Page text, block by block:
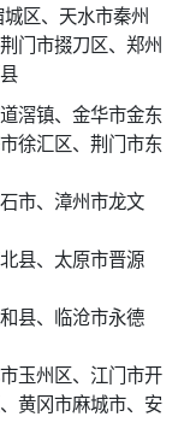
区、天水市秦州
门市掇刀区、郑州
滘镇、金华市金东
徐汇区、荆门市东
市、漳州市龙文
县、太原市晋源
县、临沧市永德
玉州区、江门市开
黄冈市麻城市、安